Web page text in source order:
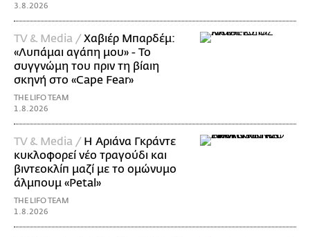
3.8.2026
TV & Media /Χαβιέρ Μπαρδέμ:
«Λυπάμαι αγάπη μου» - Το
συγγνώμη του πριν τη βίαιη
σκηνή στο «Cape Fear»
THE LIFO TEAM
1.8.2026
TV & Media / Η Αριάνα Γκράντε
κυκλοφορεί νέο τραγούδι και
βιντεοκλίπ μαζί με το ομώνυμο
άλμπουμ «Petal»
THE LIFO TEAM
1.8.2026